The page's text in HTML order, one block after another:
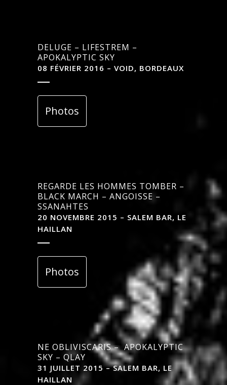
DELUGE – LIFESTREM –
APOKALYPTIC SKY
08 FÉVRIER 2016 – VOID, BORDEAUX
Photos
REGARDE LES HOMMES TOMBER –
BLACK MARCH – ANGOISSE –
SSANAHTES
20 NOVEMBRE 2015 – SALEM BAR, LE
HAILLAN
Photos
NE OBLIVISCARIS – APOKALYPTIC
SKY – QLAY
31 JUILLET 2015 – SALEM BAR, LE
HAILLAN